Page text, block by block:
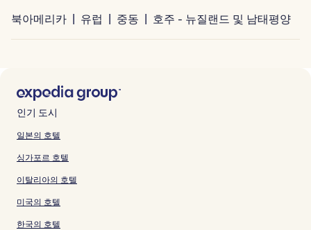
북아메리카 유럽 중동 호주 - 뉴질랜드 및 남태평양
인기 도시
일본의 호텔
싱가포르 호텔
이탈리아의 호텔
미국의 호텔
한국의 호텔